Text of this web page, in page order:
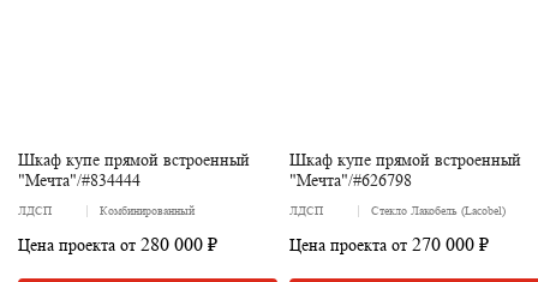
Шкаф купе прямой встроенный
"Мечта"/#834444
ЛДСП Комбинированный
Цена проекта от 280 000 ₽
Шкаф купе прямой встроенный
"Мечта"/#626798
ЛДСП Стекло Лакобель (Lacobel)
Цена проекта от 270 000 ₽